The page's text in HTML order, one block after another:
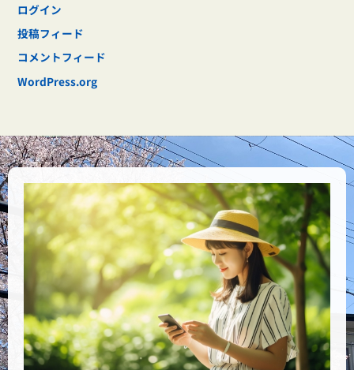
ログイン
投稿フィード
コメントフィード
WordPress.org